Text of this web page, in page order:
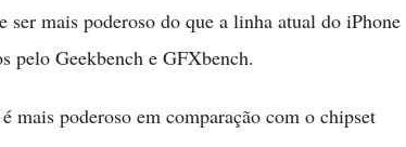
mais poderoso do que a linha atual do iPhone
pelo Geekbench e GFXbench.
mais poderoso em comparação com o chipset